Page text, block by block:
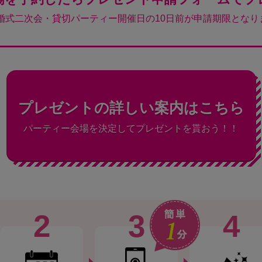
二次会・貸切パーティー開催日の10日前が申請期限となり
プレゼントの詳しい案内はこちら
パーティー会場を決定してプレゼントを貰おう！！
2 3 4